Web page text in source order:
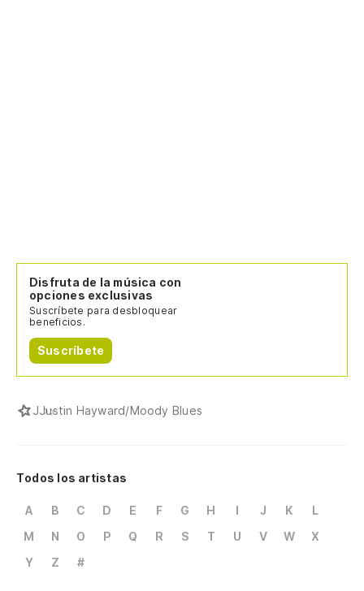
Disfruta de la música con
opciones exclusivas
Suscríbete para desbloquear
beneficios.
Suscríbete
JJustin Hayward/Moody Blues
Todos los artistas
A B C D E F G H I J K
L
M
N O P Q R S T U V W
X
Y
Z #